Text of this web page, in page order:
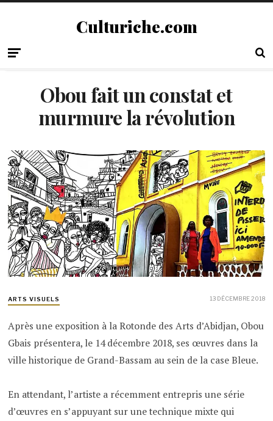
Culturiche.com
Obou fait un constat et
murmure la révolution
ARTS VISUELS 13 DÉCEMBRE 2018
Après une exposition à la Rotonde des Arts d’Abidjan, Obou
Gbais présentera, le 14 décembre 2018, ses œuvres dans la
ville historique de Grand-Bassam au sein de la case Bleue.
En attendant, l’artiste a récemment entrepris une série
d’œuvres en s’appuyant sur une technique mixte qui